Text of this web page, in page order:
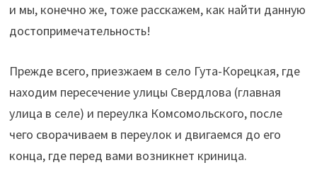
и мы, конечно же, тоже расскажем, как найти данную
достопримечательность!
Прежде всего, приезжаем в село Гута-Корецкая, где
находим пересечение улицы Свердлова (главная
улица в селе) и переулка Комсомольского, после
чего сворачиваем в переулок и двигаемся до его
конца, где перед вами возникнет криница.